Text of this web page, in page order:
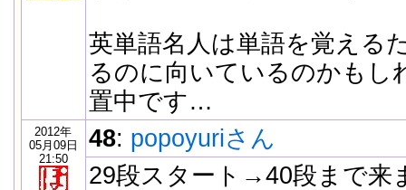
英単語名人は単語を覚える
るのに向いているのかもし
置中です…
2012年
05月09日
21:50
48: popoyuriさん
29段スタート→40段まで来